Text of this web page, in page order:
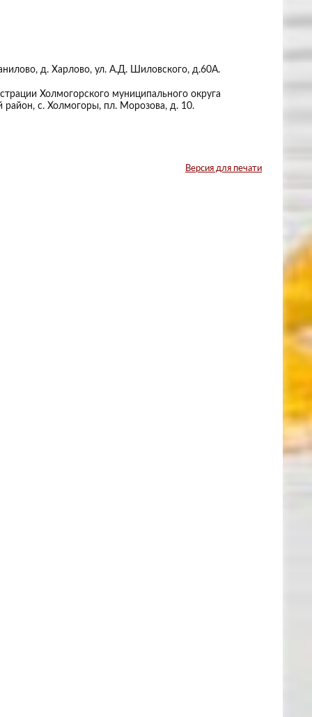
д. Харлово, ул. А.Д. Шиловского, д.60А.
Холмогорского муниципального округа
район, с. Холмогоры, пл. Морозова, д. 10.
Версия для печати